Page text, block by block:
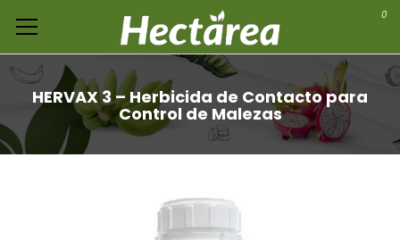
0
HERVAX 3 – Herbicida de Contacto para
Control de Malezas